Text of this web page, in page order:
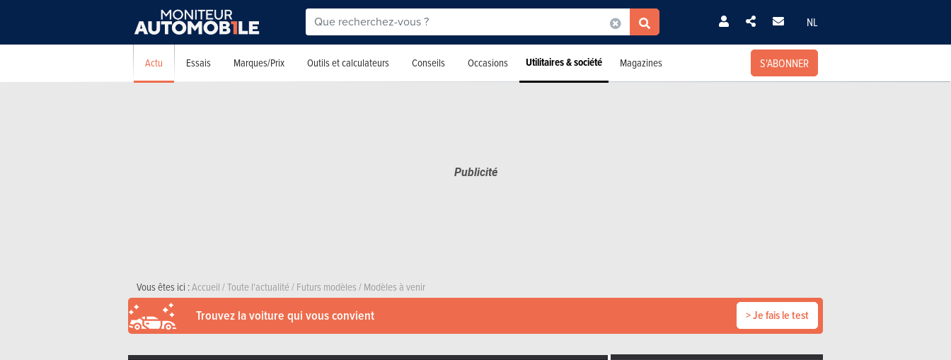
NL
Actu Essais Marques/Prix Outils et calculateurs Conseils Occasions Utilitaires & société Magazines S'ABONNER
Vous êtes ici :Accueil/Toute l'actualité/Futurs modèles/Modèles à venir
Trouvez la voiture qui vous convient > Je fais le test